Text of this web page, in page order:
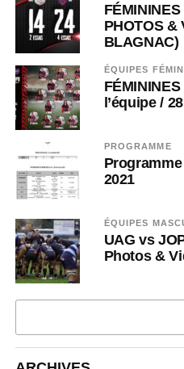
PHOTOS &
BLAGNAC)
ÉQUIPES
l’équipe /
PROGRAMME
2021
ÉQUIPES
UAG vs
Photos &